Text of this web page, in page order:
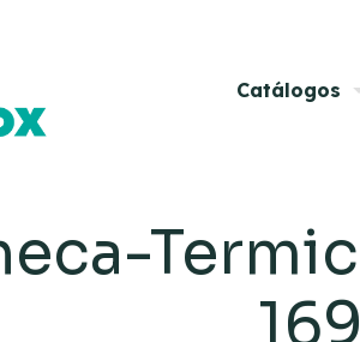
Catálogos